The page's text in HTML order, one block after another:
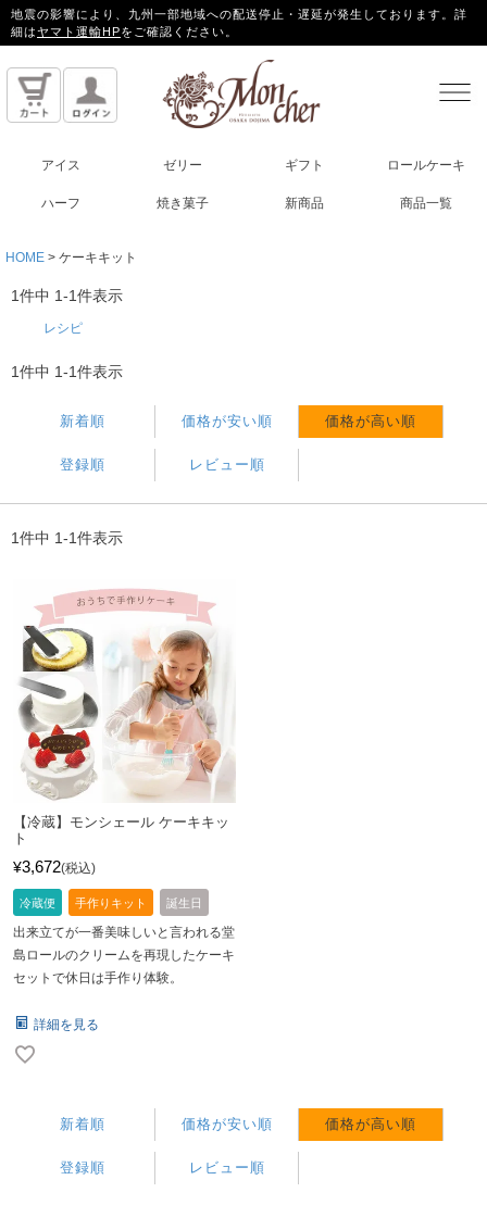
地震の影響により、九州一部地域への配送停止・遅延が発生しております。詳
細はヤマト運輸HPをご確認ください。
アイス ゼリー ギフト ロールケーキ
ハーフ 焼き菓子 新商品 商品一覧
HOME ケーキキット
1件中 1-1件表示
レシピ
1件中 1-1件表示
新着順 価格が安い順 価格が高い順
登録順 レビュー順
1件中 1-1件表示
【冷蔵】モンシェール ケーキキッ
ト
¥3,672 税込
冷蔵便 手作りキット 誕生日
出来立てが一番美味しいと言われる堂
島ロールのクリームを再現したケーキ
セットで休日は手作り体験。
詳細を見る
新着順 価格が安い順 価格が高い順
登録順 レビュー順